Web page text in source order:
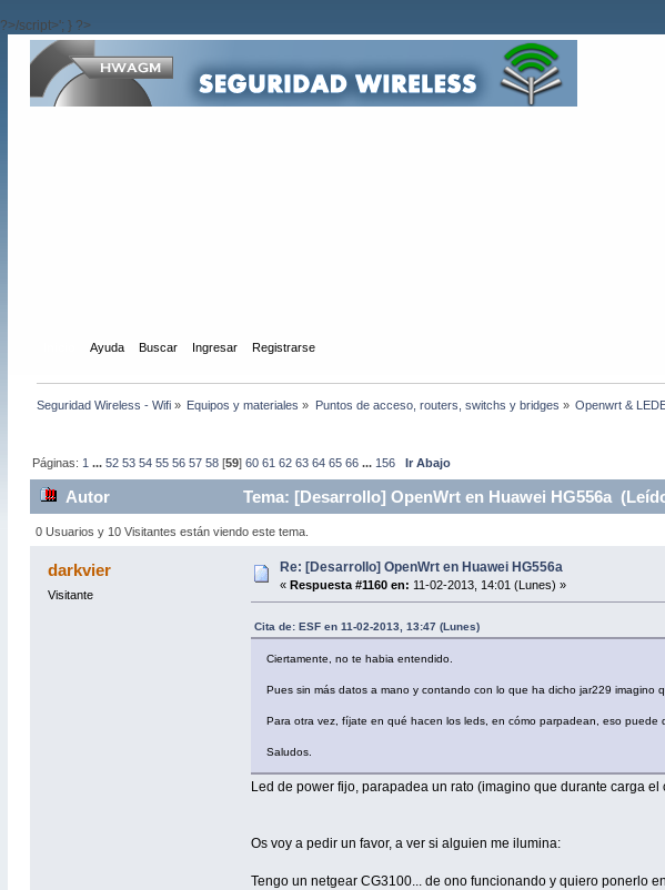
?>/script>'; } ?>
Ayuda Buscar Ingresar Registrarse
Seguridad Wireless - Wifi» Equipos y materiales » Puntos de acceso, routers, switchs y bridges » Openwrt &
Páginas: 1 ... 52 53 54 55 56 57 58[59] 60 61 62 63 64 65 66 ... 156 Ir Abajo
Autor Tema: [Desarrollo] OpenWrt en Huawei HG556a
0 Usuarios y 10 Visitantes están viendo este tema.
darkvier
Visitante
Re: [Desarrollo] OpenWrt en Huawei HG556a
« Respuesta #1160 en: 11-02-2013, 14:01 (Lunes) »
Cita de: ESF en 11-02-2013, 13:47 (Lunes)
Ciertamente, no te habia entendido.
Pues sin más datos a mano y contando con lo que ha dicho jar229 imagino
Para otra vez, fíjate en qué hacen los leds, en cómo parpadean, eso
Saludos.
Led de power fijo, parapadea un rato (imagino que durante carga el
Os voy a pedir un favor, a ver si alguien me ilumina:
Tengo un netgear CG3100... de ono funcionando y quiero ponerlo